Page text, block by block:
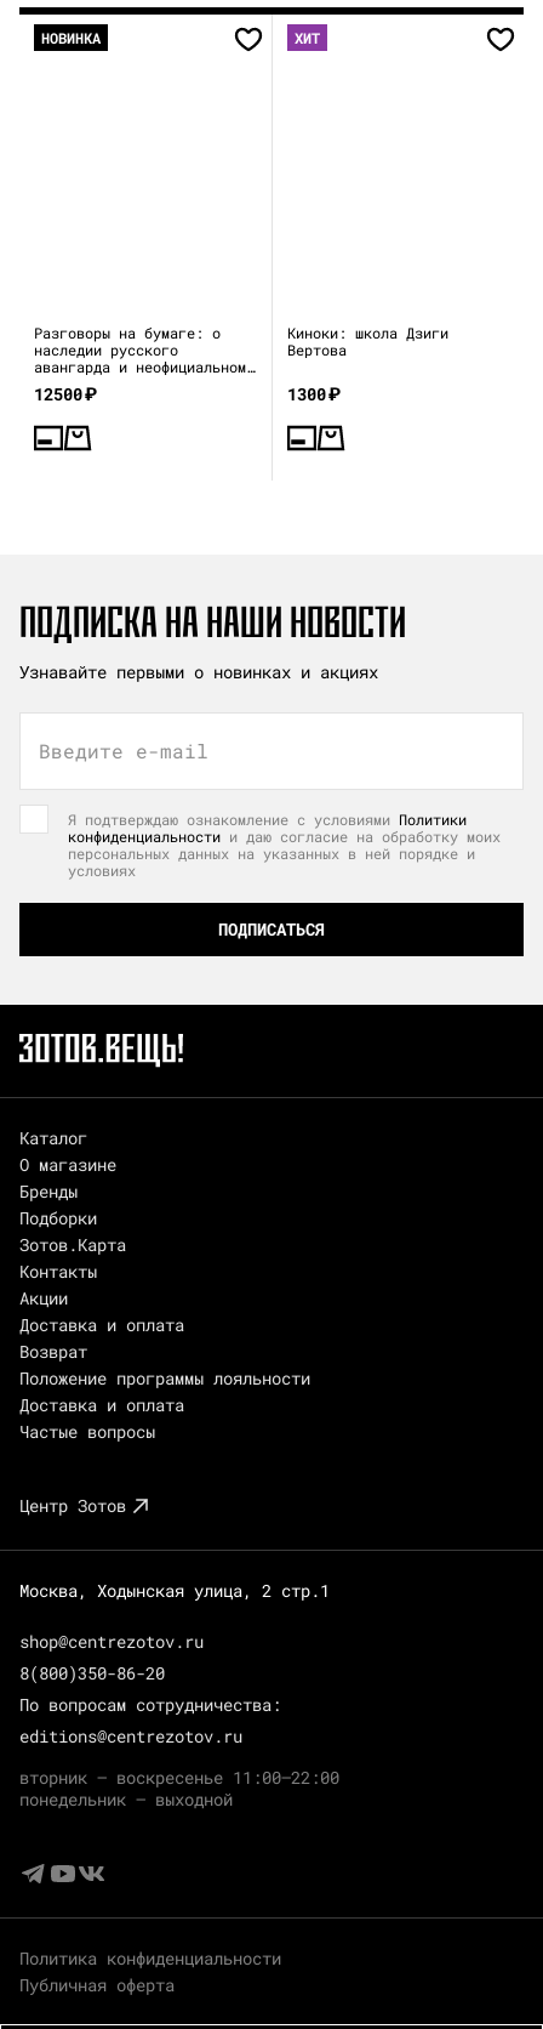
НОВИНКА
Разговоры на бумаге: о
наследии русского
авангарда и неофициальном
искусстве 1970–80-х
12500₽
ХИТ
Киноки: школа Дзиги
Вертова
1300₽
ПОДПИСКА НА НАШИ НОВОСТИ
Узнавайте первыми о новинках и акциях
Введите e-mail
Я подтверждаю ознакомление с условиями Политики
конфиденциальности и даю согласие на обработку моих
персональных данных на указанных в ней порядке и
условиях
ПОДПИСАТЬСЯ
Каталог
О магазине
Бренды
Подборки
Зотов.Карта
Контакты
Акции
Доставка и оплата
Возврат
Положение программы лояльности
Доставка и оплата
Частые вопросы
Центр Зотов
Москва, Ходынская улица, 2 стр.1
shop@centrezotov.ru
8(800)350-86-20
По вопросам сотрудничества:
editions@centrezotov.ru
вторник — воскресенье 11:00–22:00
понедельник — выходной
Политика конфиденциальности
Публичная оферта